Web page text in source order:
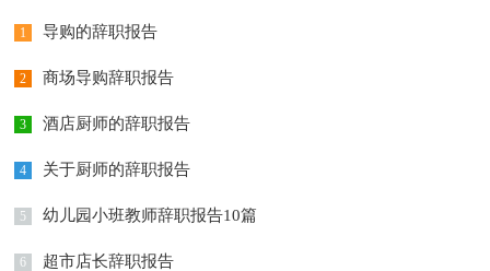
1 导购的辞职报告
2 商场导购辞职报告
3 酒店厨师的辞职报告
4 关于厨师的辞职报告
5 幼儿园小班教师辞职报告10篇
6 超市店长辞职报告